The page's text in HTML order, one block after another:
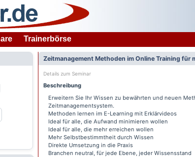
Trainerbörse
Zeitmanagement Methoden im Online Training für
Details zum Seminar
Beschreibung
Erweitern Sie Ihr Wissen zu bewährten und neuen
Zeitmanagementsystem.
Methoden lernen im E-Learning mit Erklärvideos
Ideal für alle, die Aufwand minimieren wollen
Ideal für alle, die mehr erreichen wollen
Mehr Selbstbestimmtheit durch Wissen
Direkte Umsetzung in die Praxis
Branchen neutral, für jede Ebene, jeder Wissensstand